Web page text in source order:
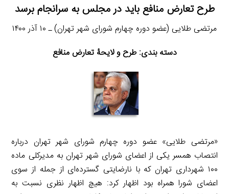
طرح تعارض منافع باید در مجلس به سرانجام برسد
مرتضی طلایی (عضو دوره چهارم شورای شهر تهران) ـ ۱۰ آذر ۱۴۰۰
دسته بندی: طرح و لایحۀ تعارض منافع
«مرتضی طلایی» عضو دوره چهارم شورای شهر تهران درباره
انتصاب همسر یکی از اعضای شورای شهر تهران به مدیرکلی ماده
۱۰۰ شهرداری تهران که با نارضایتی گسترده‌ای از جمله از سوی
اعضای شورا همراه بود اظهار کرد: هیچ اظهار نظری نسبت به